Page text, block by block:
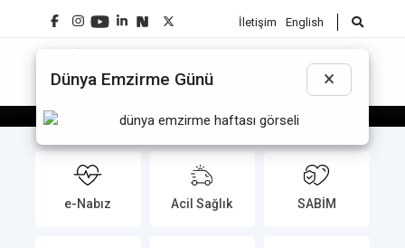
Dünya Emzirme Günü ×
İletişim English
☰
Sağlık Bakanı Prof. Dr. Kemal
e-Nabız Acil Sağlık SABİM